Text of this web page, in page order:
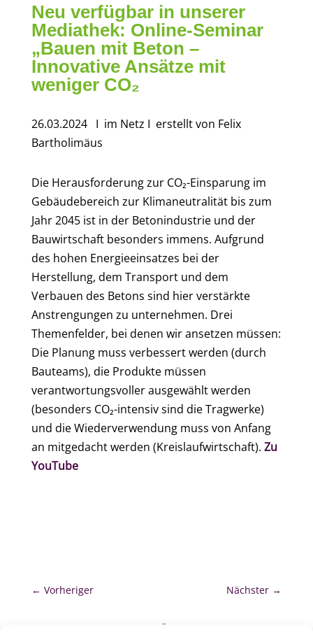
Neu verfügbar in unserer
Mediathek: Online-Seminar
„Bauen mit Beton –
Innovative Ansätze mit
weniger CO₂
26.03.2024 I im Netz I erstellt von Felix
Bartholimäus
Die Herausforderung zur CO₂-Einsparung im
Gebäudebereich zur Klimaneutralität bis zum
Jahr 2045 ist in der Betonindustrie und der
Bauwirtschaft besonders immens. Aufgrund
des hohen Energieeinsatzes bei der
Herstellung, dem Transport und dem
Verbauen des Betons sind hier verstärkte
Anstrengungen zu unternehmen. Drei
Themenfelder, bei denen wir ansetzen müssen:
Die Planung muss verbessert werden (durch
Bauteams), die Produkte müssen
verantwortungsvoller ausgewählt werden
(besonders CO₂-intensiv sind die Tragwerke)
und die Wiederverwendung muss von Anfang
an mitgedacht werden (Kreislaufwirtschaft). Zu
YouTube
← Vorheriger Nächster →
zurück zur Übersicht